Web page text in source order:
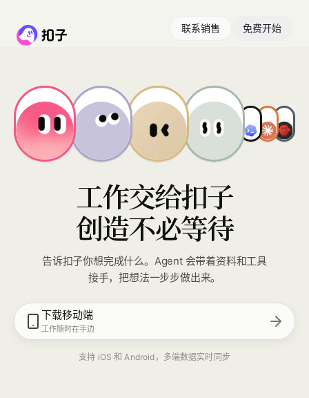
联系销售 免费开始
工作交给扣子
创造不必等待
告诉扣子你想完成什么。Agent 会带着资料和工具
接手，把想法一步步做出来。
下载移动端
工作随时在手边
支持 iOS 和 Android，多端数据实时同步